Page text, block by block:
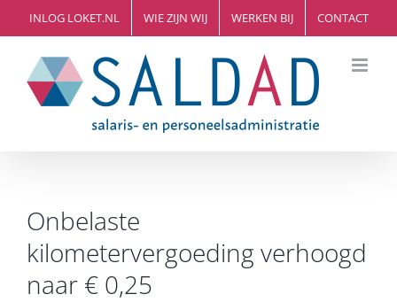
naar
inhoud
INLOG LOKET.NL WIE ZIJN WIJ WERKEN BIJ CONTACT
Onbelaste
kilometervergoeding verhoogd
naar € 0,25